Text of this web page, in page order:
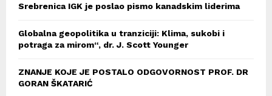
Srebrenica IGK je poslao pismo kanadskim liderima
Globalna geopolitika u tranziciji: Klima, sukobi i
potraga za mirom“, dr. J. Scott Younger
ZNANJE KOJE JE POSTALO ODGOVORNOST PROF. DR
GORAN ŠKATARIĆ